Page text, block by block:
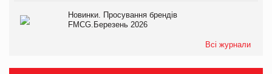
Новинки. Просування брендів
FMCG.Березень 2026
Всі журнали